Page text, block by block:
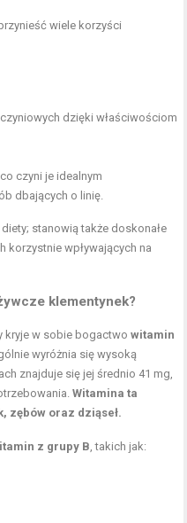
wiele korzyści
dzięki właściwościom
czyni je idealnym
dbających o linię.
stanowią także doskonałe
korzystnie wpływających na
klementynek?
kryje w sobie bogactwowitamin
wyróżnia się wysoką
znajduje się jej średnio 41 mg,
Witamina ta
zębów oraz dziąseł.
z grupy B, takich jak: